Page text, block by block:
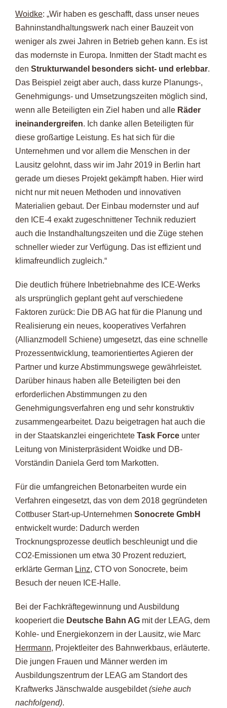
Woidke: „Wir haben es geschafft, dass unser neues
Bahninstandhaltungswerk nach einer Bauzeit von
weniger als zwei Jahren in Betrieb gehen kann. Es ist
das modernste in Europa. Inmitten der Stadt macht es
den Strukturwandel besonders sicht- und erlebbar.
Das Beispiel zeigt aber auch, dass kurze Planungs-,
Genehmigungs- und Umsetzungszeiten möglich sind,
wenn alle Beteiligten ein Ziel haben und alle Räder
ineinandergreifen. Ich danke allen Beteiligten für
diese großartige Leistung. Es hat sich für die
Unternehmen und vor allem die Menschen in der
Lausitz gelohnt, dass wir im Jahr 2019 in Berlin hart
gerade um dieses Projekt gekämpft haben. Hier wird
nicht nur mit neuen Methoden und innovativen
Materialien gebaut. Der Einbau modernster und auf
den ICE-4 exakt zugeschnittener Technik reduziert
auch die Instandhaltungszeiten und die Züge stehen
schneller wieder zur Verfügung. Das ist effizient und
klimafreundlich zugleich.“
Die deutlich frühere Inbetriebnahme des ICE-Werks
als ursprünglich geplant geht auf verschiedene
Faktoren zurück: Die DB AG hat für die Planung und
Realisierung ein neues, kooperatives Verfahren
(Allianzmodell Schiene) umgesetzt, das eine schnelle
Prozessentwicklung, teamorientiertes Agieren der
Partner und kurze Abstimmungswege gewährleistet.
Darüber hinaus haben alle Beteiligten bei den
erforderlichen Abstimmungen zu den
Genehmigungsverfahren eng und sehr konstruktiv
zusammengearbeitet. Dazu beigetragen hat auch die
in der Staatskanzlei eingerichtete Task Force unter
Leitung von Ministerpräsident Woidke und DB-
Vorständin Daniela Gerd tom Markotten.
Für die umfangreichen Betonarbeiten wurde ein
Verfahren eingesetzt, das von dem 2018 gegründeten
Cottbuser Start-up-Unternehmen Sonocrete GmbH
entwickelt wurde: Dadurch werden
Trocknungsprozesse deutlich beschleunigt und die
CO2-Emissionen um etwa 30 Prozent reduziert,
erklärte German Linz, CTO von Sonocrete, beim
Besuch der neuen ICE-Halle.
Bei der Fachkräftegewinnung und Ausbildung
kooperiert die Deutsche Bahn AG mit der LEAG, dem
Kohle- und Energiekonzern in der Lausitz, wie Marc
Herrmann, Projektleiter des Bahnwerkbaus, erläuterte.
Die jungen Frauen und Männer werden im
Ausbildungszentrum der LEAG am Standort des
Kraftwerks Jänschwalde ausgebildet(siehe auch
nachfolgend).